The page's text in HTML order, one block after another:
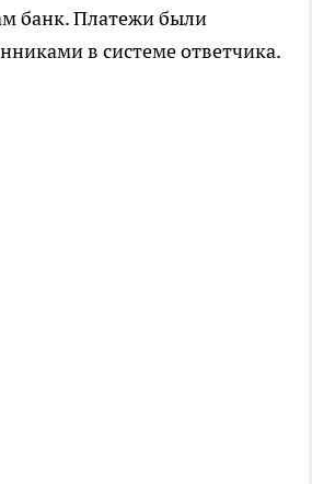
банк. Платежи были
в системе ответчика.